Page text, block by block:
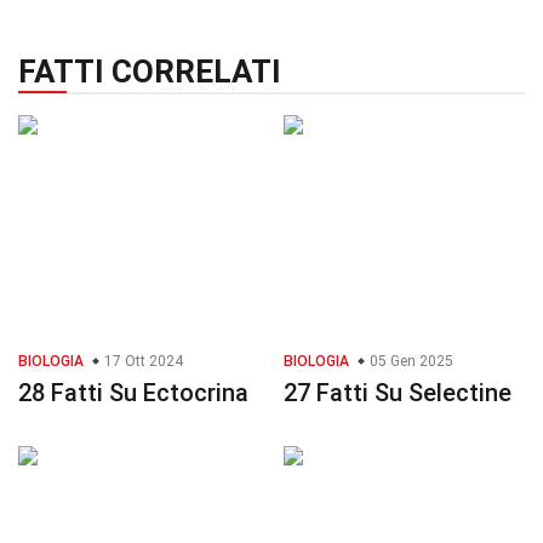
FATTI CORRELATI
BIOLOGIA 17 Ott 2024
28 Fatti Su Ectocrina
BIOLOGIA 05 Gen 2025
27 Fatti Su Selectine